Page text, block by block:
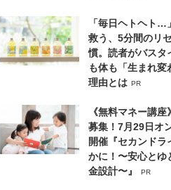
「毎日ヘトヘト…
救う、5分間のリ
慣。読者がバスタ
も体も「生まれ変
理由とは PR
《無料マネー講座
募集！7月29日オ
開催『セカンドラ
かに！〜安心とゆ
金設計〜』
PR